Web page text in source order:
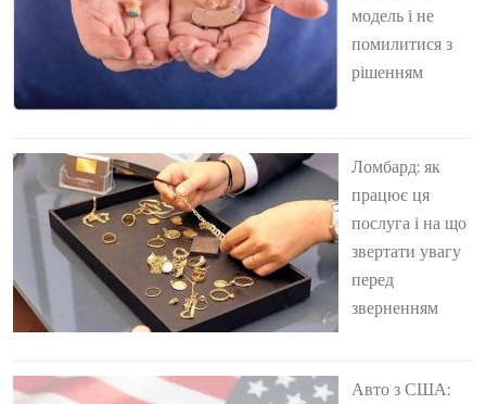
модель і не
помилитися з
рішенням
Ломбард: як
працює ця
послуга і на що
звертати увагу
перед
зверненням
Авто з США: